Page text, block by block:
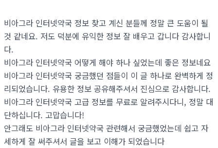
비아그라 인터넷약국 정보 찾고 계신 분들께 정말 큰 도움이 될
것 같네요. 저도 덕분에 유익한 정보 잘 배우고 갑니다 감사합니
다.
비아그라 인터넷약국 어떻게 해야 하나 싶었는데 좋은 정보네요
비아그라 인터넷약국 궁금했던 점들이 이 글 하나로 완벽하게 정
리되었습니다. 유용한 정보 공유해주셔서 진심으로 감사합니다.
비아그라 인터넷약국 고급 정보를 무료로 알려주시다니, 정말 대
단하십니다. 고맙습니다!
안그래도 비아그라 인터넷약국 관련해서 궁금했었는데 쉽고 자
세하게 잘 써주셔서 글을 보고 이해가 되었습니다